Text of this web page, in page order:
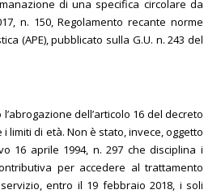
di una specifica circolare da
n. 150, Regolamento recante norme
(APE), pubblicato sulla G.U. n. 243 del
dell’articolo 16 del decreto
limiti di età. Non è stato, invece, oggetto
16 aprile 1994, n. 297 che disciplina i
per accedere al trattamento
entro il 19 febbraio 2018, i soli